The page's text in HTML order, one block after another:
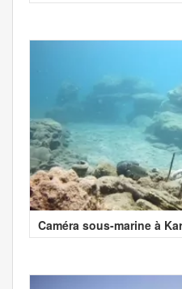
Caméra sous-marine à